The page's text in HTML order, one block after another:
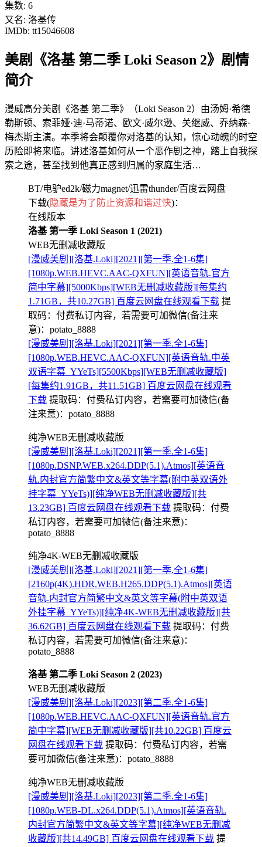
集数: 6
又名: 洛基传
IMDb: tt15046608
美剧《洛基 第二季 Loki Season 2》剧情
简介
漫威高分美剧《洛基 第二季》（Loki Season 2）由汤姆·希德
勒斯顿、索菲娅·迪·马蒂诺、欧文·威尔逊、关继威、乔纳森·
梅杰斯主演。本季将会颠覆你对洛基的认知，惊心动魄的时空
历险即将来临。讲述洛基如何从一个恶作剧之神，踏上自我探
索之途，甚至找到他真正感到归属的家庭生活…
BT/电驴ed2k/磁力magnet/迅雷thunder/百度云网盘
下载(隐藏是为了防止资源和谐过快)：
在线版本
洛基 第一季 Loki Season 1 (2021)
WEB无删减收藏版
[漫威美剧][洛基.Loki][2021][第一季.全1-6集]
[1080p.WEB.HEVC.AAC-QXFUN][英语音轨.官方
简中字幕][5000Kbps][WEB无删减收藏版][每集约
1.71GB，共10.27GB] 百度云网盘在线观看下载 提
取码： 付费私订内容，若需要可加微信(备注来
意)：potato_8888
[漫威美剧][洛基.Loki][2021][第一季.全1-6集]
[1080p.WEB.HEVC.AAC-QXFUN][英语音轨.中英
双语字幕_YYeTs][5500Kbps][WEB无删减收藏版]
[每集约1.91GB，共11.51GB] 百度云网盘在线观看
下载 提取码： 付费私订内容，若需要可加微信(备
注来意)：potato_8888
纯净WEB无删减收藏版
[漫威美剧][洛基.Loki][2021][第一季.全1-6集]
[1080p.DSNP.WEB.x264.DDP(5.1).Atmos][英语音
轨.内封官方简繁中文&英文等字幕(附中英双语外
挂字幕_YYeTs)][纯净WEB无删减收藏版][共
13.23GB] 百度云网盘在线观看下载 提取码： 付费
私订内容，若需要可加微信(备注来意)：
potato_8888
纯净4K-WEB无删减收藏版
[漫威美剧][洛基.Loki][2021][第一季.全1-6集]
[2160p(4K).HDR.WEB.H265.DDP(5.1).Atmos][英语
音轨.内封官方简繁中文&英文等字幕(附中英双语
外挂字幕_YYeTs)][纯净4K-WEB无删减收藏版][共
36.62GB] 百度云网盘在线观看下载 提取码： 付费
私订内容，若需要可加微信(备注来意)：
potato_8888
洛基 第二季 Loki Season 2 (2023)
WEB无删减收藏版
[漫威美剧][洛基.Loki][2023][第二季.全1-6集]
[1080p.WEB.HEVC.AAC-QXFUN][英语音轨.官方
简中字幕][WEB无删减收藏版][共10.22GB] 百度云
网盘在线观看下载 提取码： 付费私订内容，若需
要可加微信(备注来意)：potato_8888
纯净WEB无删减收藏版
[漫威美剧][洛基.Loki][2023][第二季.全1-6集]
[1080p.WEB-DL.x264.DDP(5.1).Atmos][英语音轨.
内封官方简繁中文&英文等字幕][纯净WEB无删减
收藏版][共14.49GB] 百度云网盘在线观看下载 提